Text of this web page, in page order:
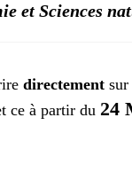
et Sciences
directement
ce à partir du 24